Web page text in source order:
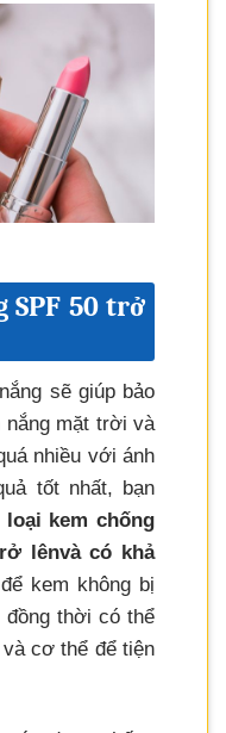
SPF 50 trở
sẽ giúp bảo
nắng mặt trời và
nhiều với ánh
tốt nhất, bạn
kem chống
lênvà có khả
để kem không bị
thời có thể
cơ thể để tiện